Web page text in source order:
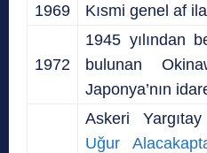
1969
Kısmi genel af
1972
1945 yılından
bulunan
Japonya’nın
Askeri
Uğur